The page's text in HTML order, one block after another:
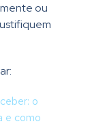
ou
o
e como